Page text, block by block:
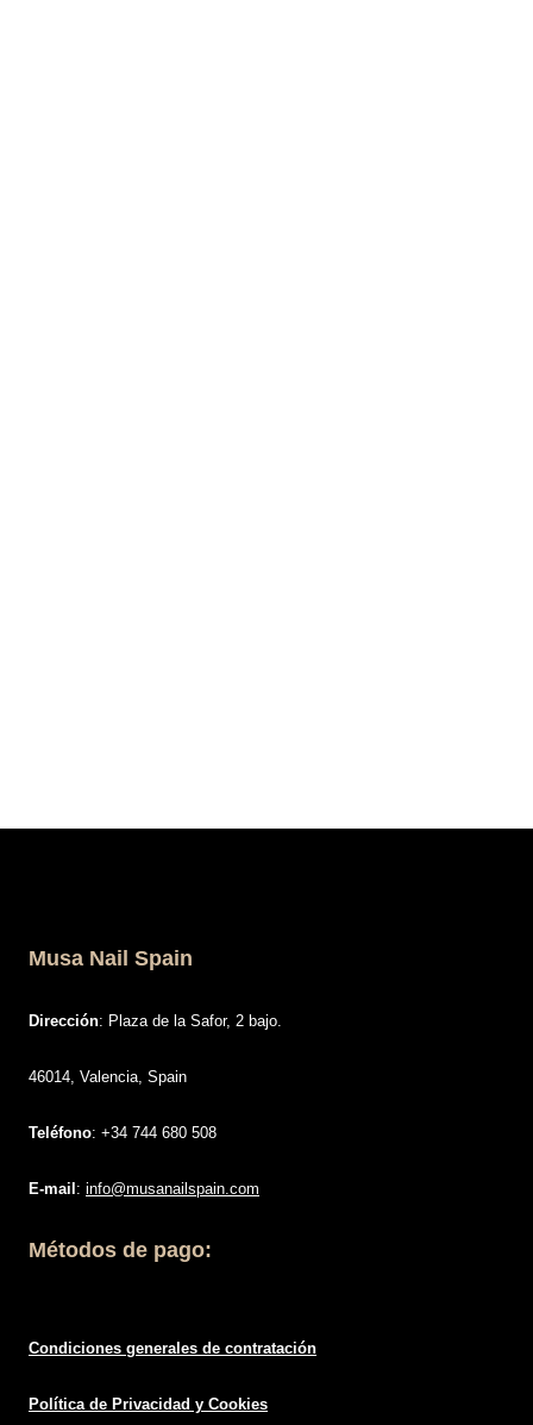
Musa Nail Spain
Dirección: Plaza de la Safor, 2 bajo.
46014, Valencia, Spain
Teléfono: +34 744 680 508
E-mail : info@musanailspain.com
Métodos de pago:
Condiciones generales de contratación
Política de Privacidad y Cookies